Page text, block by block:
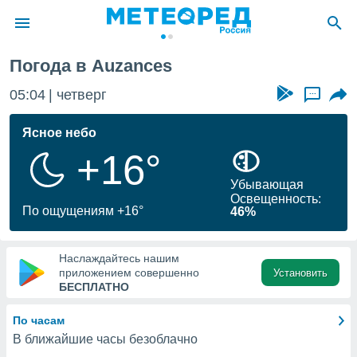
о
Вы можете
к этому
доступ
Погода в Auzances
05:04 четверг ...
Ясное небо
+16°
По ощущениям +16°
Убывающая
Освещенность:
46%
Наслаждайтесь нашим
приложением совершенно
БЕСПЛАТНО
Установить
По часам
В ближайшие часы безоблачно